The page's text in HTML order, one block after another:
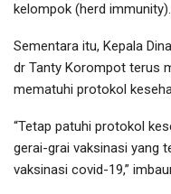
kelompok (herd immunity).
Sementara itu, Kepala
dr Tanty Korompot terus
mematuhi protokol
“Tetap patuhi protokol
gerai-grai vaksinasi yang
vaksinasi covid-19,”